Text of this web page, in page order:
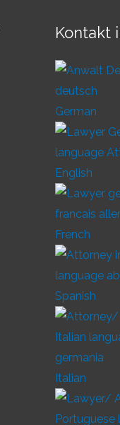
Kontakt
German
English
French
Spanish
Italian